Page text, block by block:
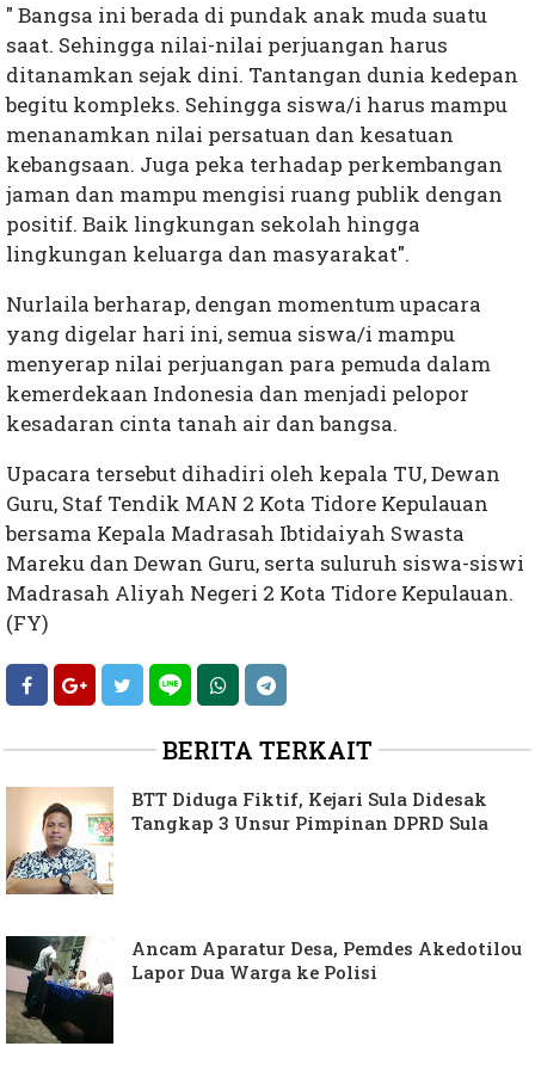
" Bangsa ini berada di pundak anak muda suatu
saat. Sehingga nilai-nilai perjuangan harus
ditanamkan sejak dini. Tantangan dunia kedepan
begitu kompleks. Sehingga siswa/i harus mampu
menanamkan nilai persatuan dan kesatuan
kebangsaan. Juga peka terhadap perkembangan
jaman dan mampu mengisi ruang publik dengan
positif. Baik lingkungan sekolah hingga
lingkungan keluarga dan masyarakat".
Nurlaila berharap, dengan momentum upacara
yang digelar hari ini, semua siswa/i mampu
menyerap nilai perjuangan para pemuda dalam
kemerdekaan Indonesia dan menjadi pelopor
kesadaran cinta tanah air dan bangsa.
Upacara tersebut dihadiri oleh kepala TU, Dewan
Guru, Staf Tendik MAN 2 Kota Tidore Kepulauan
bersama Kepala Madrasah Ibtidaiyah Swasta
Mareku dan Dewan Guru, serta suluruh siswa-siswi
Madrasah Aliyah Negeri 2 Kota Tidore Kepulauan.
(FY)
BERITA TERKAIT
BTT Diduga Fiktif, Kejari Sula Didesak
Tangkap 3 Unsur Pimpinan DPRD Sula
Ancam Aparatur Desa, Pemdes Akedotilou
Lapor Dua Warga ke Polisi